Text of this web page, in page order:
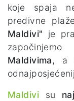
koje spaja
predivne
Maldivi" je
Maldivima, a
Maldivi
su